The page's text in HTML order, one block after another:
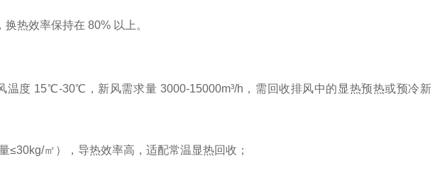
热效率保持在 80% 以上。
温度 15℃-30℃，新风需求量 3000-15000m³/h，需回收排风中的显热预热或预冷新
㎡），导热效率高，适配常温显热回收；